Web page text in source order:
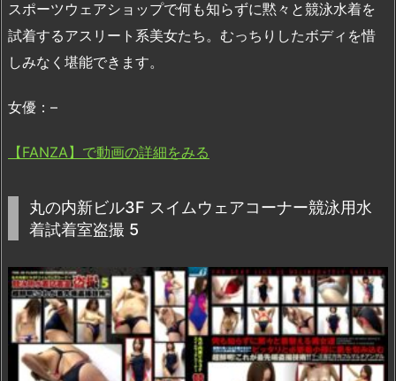
スポーツウェアショップで何も知らずに黙々と競泳水着を
試着するアスリート系美女たち。むっちりしたボディを惜
しみなく堪能できます。
女優：–
【FANZA】で動画の詳細をみる
丸の内新ビル3F スイムウェアコーナー競泳用水
着試着室盗撮 5